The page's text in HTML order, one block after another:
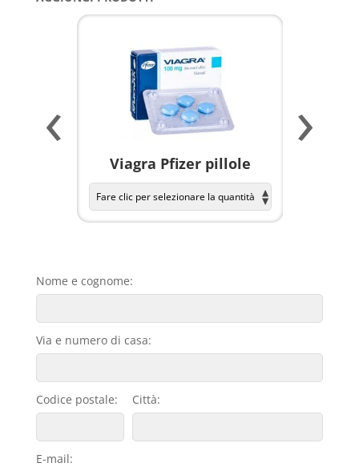
Viagra Pfizer pillole
‹ ›
Nome e cognome:
Via e numero di casa:
Codice postale: Città:
E-mail: